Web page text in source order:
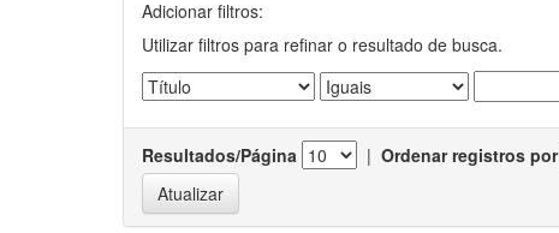
Adicionar filtros:
Utilizar filtros para refinar o resultado de busca.
Resultados/Página | Ordenar registros por